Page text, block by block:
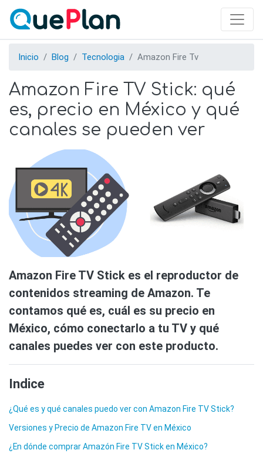
Inicio Blog Tecnologia Amazon Fire Tv
Amazon Fire TV Stick: qué
es, precio en México y qué
canales se pueden ver
Amazon Fire TV Stick es el reproductor de
contenidos streaming de Amazon. Te
contamos qué es, cuál es su precio en
México, cómo conectarlo a tu TV y qué
canales puedes ver con este producto.
Indice
¿Qué es y qué canales puedo ver con Amazon Fire TV Stick?
Versiones y Precio de Amazon Fire TV en México
¿En dónde comprar Amazón Fire TV Stick en México?